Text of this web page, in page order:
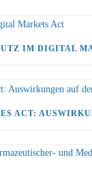
IM DIGITAL